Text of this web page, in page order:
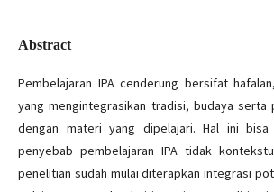
Abstract
Pembelajaran IPA cenderung bersifat
yang mengintegrasikan tradisi, budaya serta
dengan materi yang dipelajari. Hal ini bisa
penyebab pembelajaran IPA tidak
penelitian sudah mulai diterapkan integrasi